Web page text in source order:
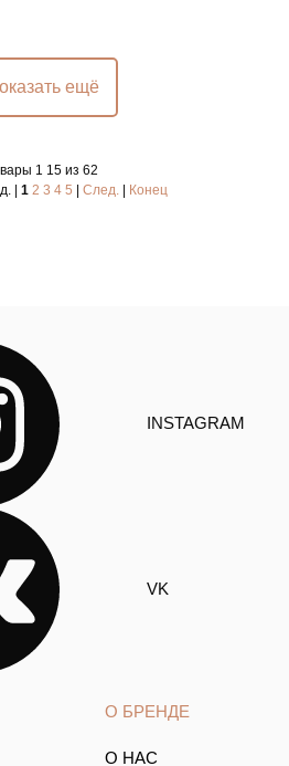
ещё
1 15 из 62
| 1 2 3 4 5 | След.| Конец
О БРЕНДЕ
О НАС
INSTAGRAM
VK